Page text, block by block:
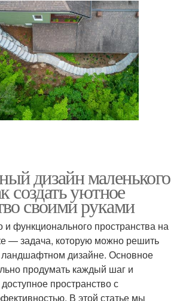
дизайн маленького
создать уютное
своими руками
и функционального пространства на
— задача, которую можно решить
дизайне. Основное
продумать каждый шаг и
пространство с
В этой статье мы